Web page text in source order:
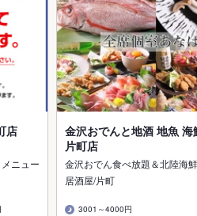
店
ニュー
金沢おでんと地酒 地魚 海
片町店
金沢おでん食べ放題＆北陸海
居酒屋/片町
3001～4000円